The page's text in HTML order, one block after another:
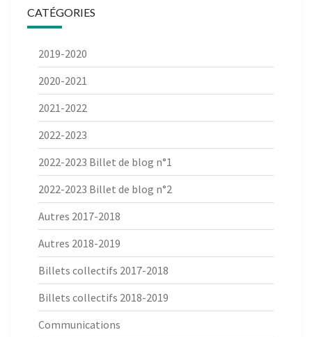
CATÉGORIES
2019-2020
2020-2021
2021-2022
2022-2023
2022-2023 Billet de blog n°1
2022-2023 Billet de blog n°2
Autres 2017-2018
Autres 2018-2019
Billets collectifs 2017-2018
Billets collectifs 2018-2019
Communications